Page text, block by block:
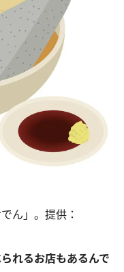
ん」。提供：
れるお店もあるんで